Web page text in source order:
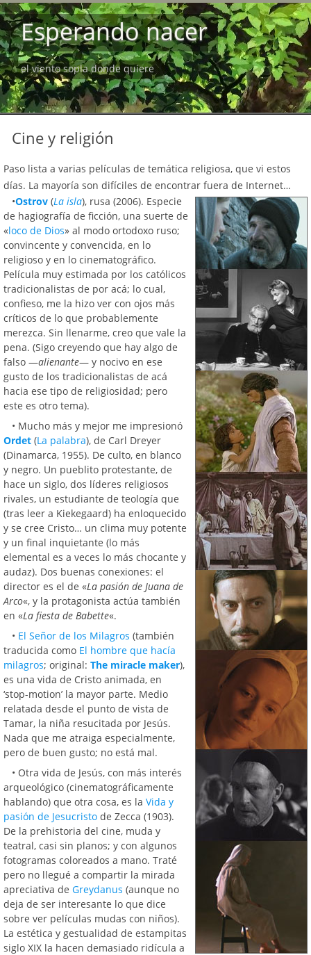
Esperando nacer
el viento sopla donde quiere
Cine y religión
Paso lista a varias películas de temática religiosa, que vi estos
días. La mayoría son difíciles de encontrar fuera de Internet…
•Ostrov (La isla), rusa (2006). Especie
de hagiografía de ficción, una suerte de
«loco de Dios» al modo ortodoxo ruso;
convincente y convencida, en lo
religioso y en lo cinematográfico.
Película muy estimada por los católicos
tradicionalistas de por acá; lo cual,
confieso, me la hizo ver con ojos más
críticos de lo que probablemente
merezca. Sin llenarme, creo que vale la
pena. (Sigo creyendo que hay algo de
falso —alienante— y nocivo en ese
gusto de los tradicionalistas de acá
hacia ese tipo de religiosidad; pero
este es otro tema).
• Mucho más y mejor me impresionó
Ordet (La palabra), de Carl Dreyer
(Dinamarca, 1955). De culto, en blanco
y negro. Un pueblito protestante, de
hace un siglo, dos líderes religiosos
rivales, un estudiante de teología que
(tras leer a Kiekegaard) ha enloquecido
y se cree Cristo… un clima muy potente
y un final inquietante (lo más
elemental es a veces lo más chocante y
audaz). Dos buenas conexiones: el
director es el de «La pasión de Juana de
Arco«, y la protagonista actúa también
en «La fiesta de Babette«.
• El Señor de los Milagros (también
traducida como El hombre que hacía
milagros; original: The miracle maker),
es una vida de Cristo animada, en
‘stop-motion’ la mayor parte. Medio
relatada desde el punto de vista de
Tamar, la niña resucitada por Jesús.
Nada que me atraiga especialmente,
pero de buen gusto; no está mal.
• Otra vida de Jesús, con más interés
arqueológico (cinematográficamente
hablando) que otra cosa, es la Vida y
pasión de Jesucristo de Zecca (1903).
De la prehistoria del cine, muda y
teatral, casi sin planos; y con algunos
fotogramas coloreados a mano. Traté
pero no llegué a compartir la mirada
apreciativa de Greydanus (aunque no
deja de ser interesante lo que dice
sobre ver películas mudas con niños).
La estética y gestualidad de estampitas
siglo XIX la hacen demasiado ridícula a